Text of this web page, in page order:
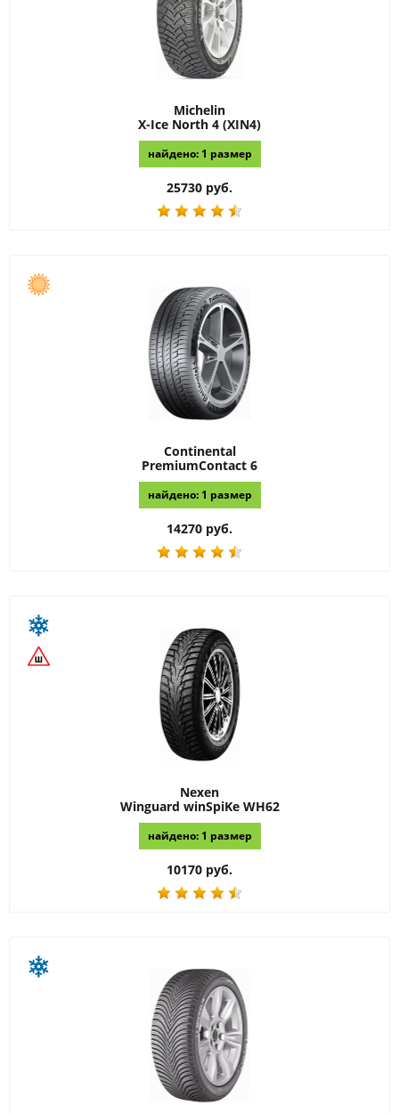
Michelin
X-Ice North 4 (XIN4)
найдено: 1 размер
25730 руб.
Continental
PremiumContact 6
найдено: 1 размер
14270 руб.
Nexen
Winguard winSpiKe WH62
найдено: 1 размер
10170 руб.